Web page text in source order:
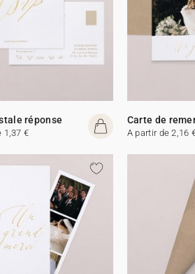
réponse
1,37 €
Carte de
A partir de 2,16